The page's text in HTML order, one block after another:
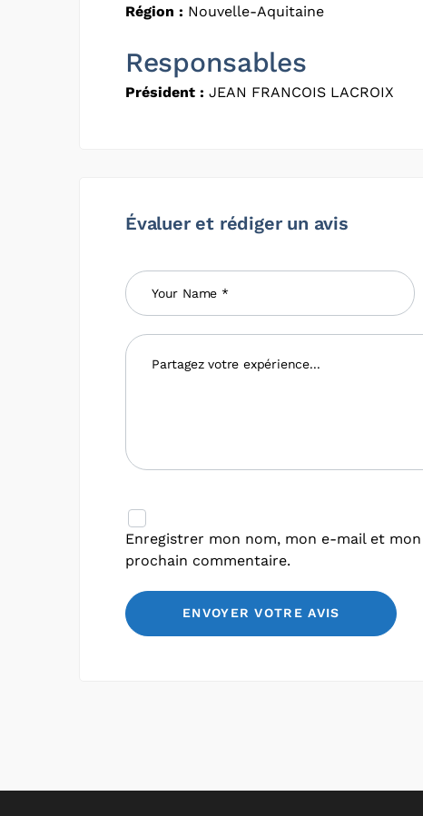
Région : Nouvelle-Aquitaine
Responsables
Président : JEAN FRANCOIS LACROIX
Évaluer et rédiger un avis
Enregistrer mon nom, mon e-mail et
prochain commentaire.